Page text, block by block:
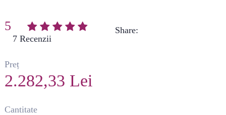
5
7 )
Share:
Preț
2.282,33 Lei
Cantitate